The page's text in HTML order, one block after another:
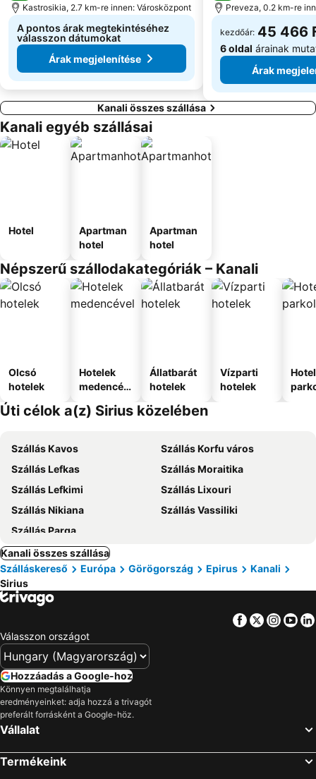
Kastrosikia, 2.7 km-re innen: Városközpont
A pontos árak megtekintéséhez
válasszon dátumokat
Árak megjelenítése
Preveza, 0.2 km-re
kezdőár: 45 466
6 oldal árainak
Árak
Kanali összes szállása
Kanali egyéb szállásai
Hotel
Apartman
hotel
Apartman
hotel
Népszerű szállodakategóriák – Kanali
Olcsó
hotelek
Hotelek
medencév
Állatbarát
hotelek
Vízparti
hotelek
Úti célok a(z) Sirius közelében
Szállás Kavos
Szállás Korfu város
Szállás Lefkas
Szállás Moraitika
Szállás Lefkimi
Szállás Lixouri
Szállás Nikiana
Szállás Vassiliki
Szállás Parga
Kanali összes szállása
Szálláskereső
Európa Görögország Epirus
Kanali
Sirius
Facebook
Twitter
Válasszon országot
Hozzáadás a Google-hoz
Könnyen megtalálhatja
eredményeinket: adja hozzá a trivagót
preferált forrásként a Google-höz.
Vállalat
Termékeink